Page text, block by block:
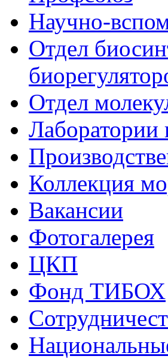
Научно-
Отдел
Отдел
Лаборатории
Коллекция
Вакансии
Фотогалерея
ЦКП
Фонд ТИБОХ